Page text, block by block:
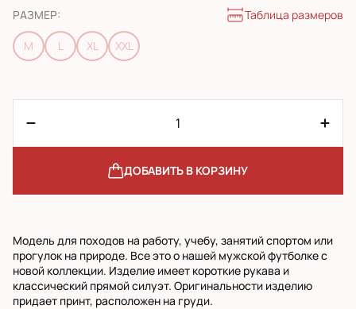
РАЗМЕР: Таблица размеров
M L XL XXL
ДОБАВИТЬ В КОРЗИНУ
Модель для походов на работу, учебу, занятий спортом или
прогулок на природе. Все это о нашей мужской футболке с
новой коллекции. Изделие имеет короткие рукава и
классический прямой силуэт. Оригинальности изделию
придает принт, расположен на груди.